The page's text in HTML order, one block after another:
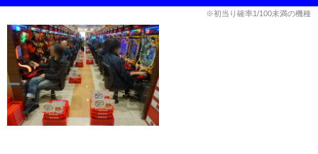
※初当り確率1/100未満の機種